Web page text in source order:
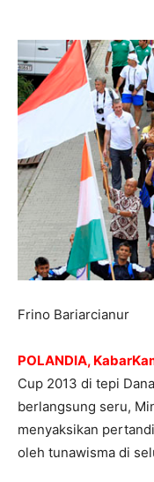
Frino Bariarcianur
POLANDIA,
Cup 2013 di tepi
berlangsung seru,
menyaksikan
oleh tunawisma di